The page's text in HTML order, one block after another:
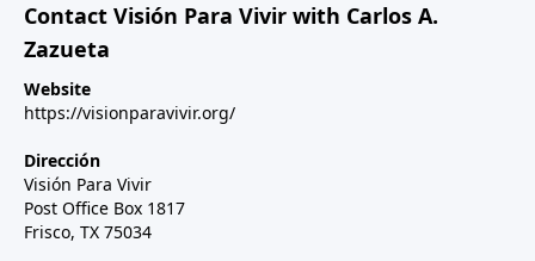
Contact Visión Para Vivir with Carlos A.
Zazueta
Website
https://visionparavivir.org/
Dirección
Visión Para Vivir
Post Office Box 1817
Frisco, TX 75034